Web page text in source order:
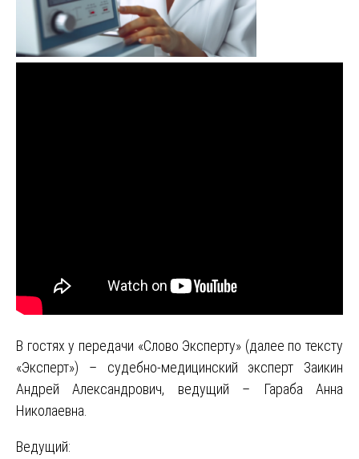
В гостях у передачи «Слово Эксперту» (далее по тексту
«Эксперт») – судебно-медицинский эксперт Заикин
Андрей Александрович, ведущий – Гараба Анна
Николаевна.
Ведущий: